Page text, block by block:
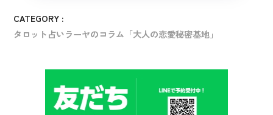
CATEGORY :
タロット占いラーヤのコラム「大人の恋愛秘密基地」